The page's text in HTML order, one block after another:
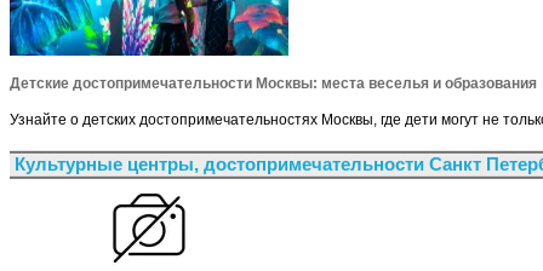
Детские достопримечательности Москвы: места веселья и образования
Узнайте о детских достопримечательностях Москвы, где дети могут не
Культурные центры, достопримечательности Санкт